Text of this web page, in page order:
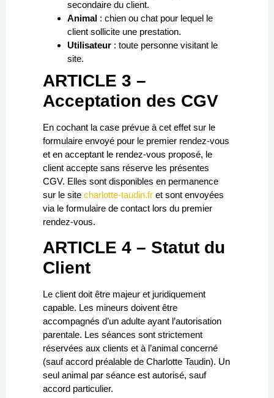
secondaire du client.
Animal : chien ou chat pour lequel le
client sollicite une prestation.
Utilisateur : toute personne visitant le
site.
ARTICLE 3 –
Acceptation des CGV
En cochant la case prévue à cet effet sur le
formulaire envoyé pour le premier rendez-vous
et en acceptant le rendez-vous proposé, le
client accepte sans réserve les présentes
CGV. Elles sont disponibles en permanence
sur le site charlotte-taudin.fr et sont envoyées
via le formulaire de contact lors du premier
rendez-vous.
ARTICLE 4 – Statut du
Client
Le client doit être majeur et juridiquement
capable. Les mineurs doivent être
accompagnés d’un adulte ayant l’autorisation
parentale. Les séances sont strictement
réservées aux clients et à l’animal concerné
(sauf accord préalable de Charlotte Taudin). Un
seul animal par séance est autorisé, sauf
accord particulier.